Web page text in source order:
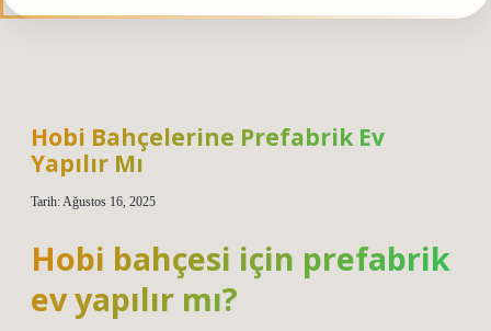
Hobi Bahçelerine Prefabrik Ev
Yapılır Mı
Tarih: Ağustos 16, 2025
Hobi bahçesi için prefabrik
ev yapılır mı?